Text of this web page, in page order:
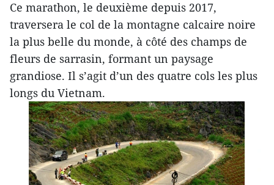
Ce marathon, le deuxième depuis 2017,
traversera le col de la montagne calcaire noire
la plus belle du monde, à côté des champs de
fleurs de sarrasin, formant un paysage
grandiose. Il s’agit d’un des quatre cols les plus
longs du Vietnam.